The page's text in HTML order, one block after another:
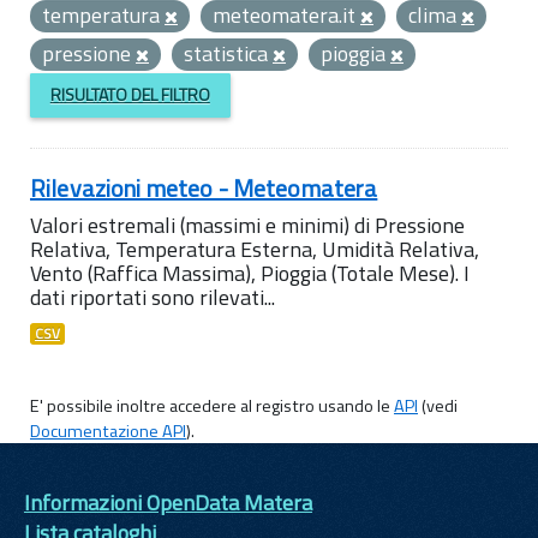
temperatura
meteomatera.it
clima
pressione
statistica pioggia
RISULTATO DEL FILTRO
Rilevazioni meteo - Meteomatera
Valori estremali (massimi e minimi) di Pressione
Relativa, Temperatura Esterna, Umidità Relativa,
Vento (Raffica Massima), Pioggia (Totale Mese). I
dati riportati sono rilevati...
CSV
E' possibile inoltre accedere al registro usando leAPI(vedi
Documentazione API).
Informazioni OpenData Matera